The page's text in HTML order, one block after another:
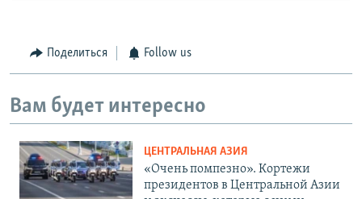
Поделиться Follow us
Вам будет интересно
ЦЕНТРАЛЬНАЯ АЗИЯ
«Очень помпезно». Кортежи
президентов в Центральной Азии